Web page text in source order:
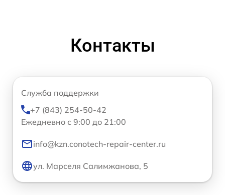
Контакты
Служба поддержки
+7 (843) 254-50-42
Ежедневно с 9:00 до 21:00
info@kzn.conotech-repair-center.ru
ул. Марселя Салимжанова, 5